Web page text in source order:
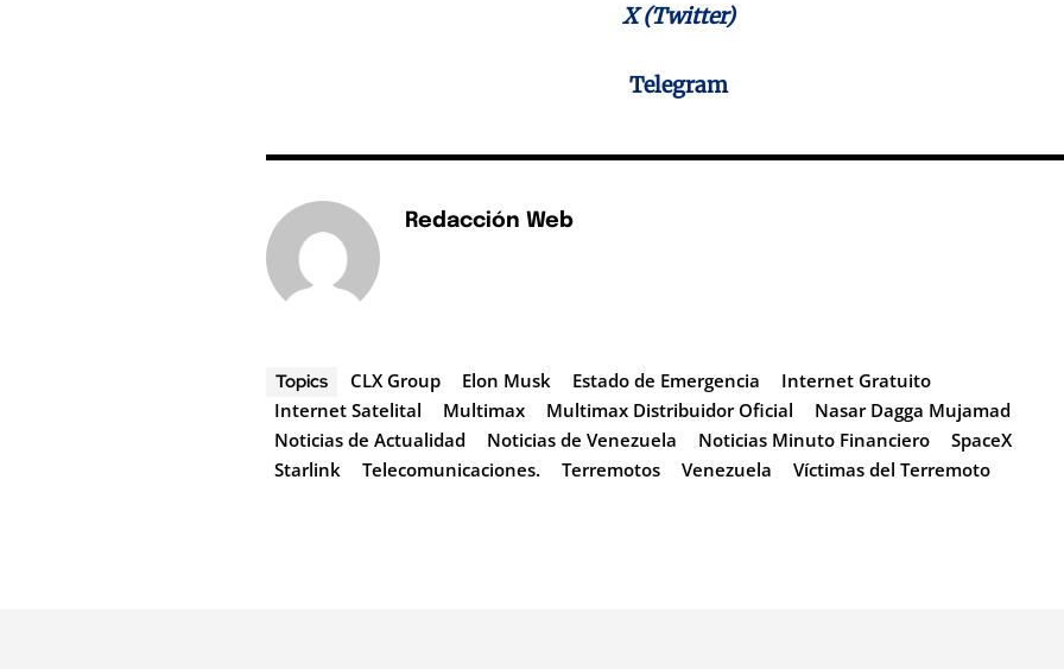
X (Twitter)
Telegram
Redacción Web
Topics CLX Group Elon Musk Estado de Emergencia
Internet Gratuito
Internet Satelital
Multimax Multimax Distribuidor Oficial
Nasar Dagga Mujamad
Noticias de Actualidad
Noticias de Venezuela Noticias Minuto Financiero
SpaceX
Starlink
Telecomunicaciones. Terremotos Venezuela Víctimas del Terremoto